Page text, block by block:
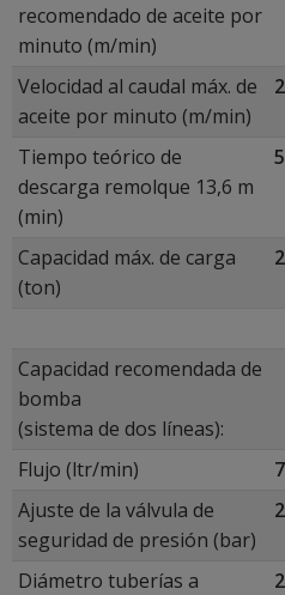
recomendado de aceite por
minuto (m/min)
Velocidad al caudal máx. de
aceite por minuto (m/min)
Tiempo teórico de
descarga remolque 13,6 m
(min)
Capacidad máx. de carga
(ton)
Capacidad recomendada de
bomba
(sistema de dos líneas):
Flujo (ltr/min)
Ajuste de la válvula de
seguridad de presión (bar)
Diámetro tuberías a